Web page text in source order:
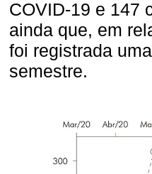
COVID-19 e 147
ainda que, em
foi registrada
semestre.